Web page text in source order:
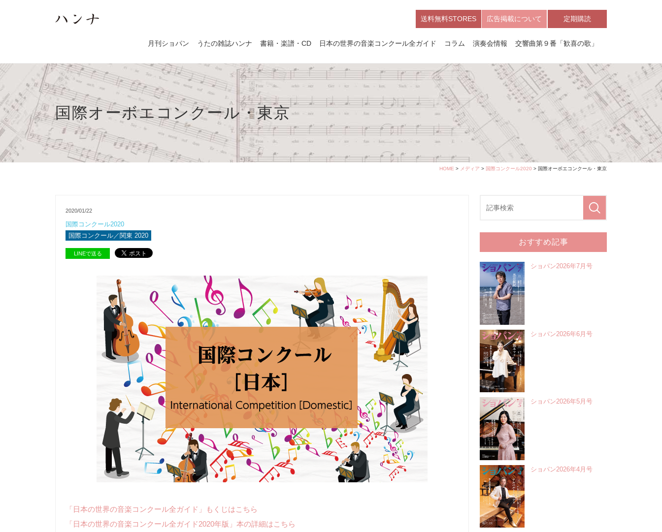
送料無料STORES 広告掲載について 定期購読
月刊ショパン うたの雑誌ハンナ 書籍・楽譜・CD 日本の世界の音楽コンクール全ガイド コラム 演奏会情報 交響曲第９番「歓喜の歌」
国際オーボエコンクール・東京
HOME > メディア > 国際コンクール2020 > 国際オーボエコンクール・東京
2020/01/22
国際コンクール2020
国際コンクール／関東 2020
LINEで送る
「日本の世界の音楽コンクール全ガイド」もくじはこちら
「日本の世界の音楽コンクール全ガイド2020年版」本の詳細はこちら
おすすめ記事
ショパン2026年7月号
ショパン2026年6月号
ショパン2026年5月号
ショパン2026年4月号